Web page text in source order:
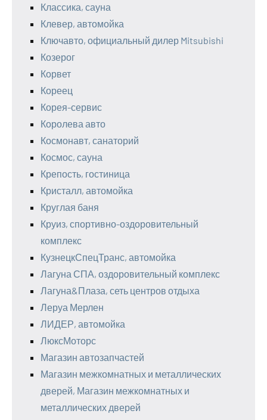
Классика, сауна
Клевер, автомойка
Ключавто, официальный дилер Mitsubishi
Козерог
Корвет
Кореец
Корея-сервис
Королева авто
Космонавт, санаторий
Космос, сауна
Крепость, гостиница
Кристалл, автомойка
Круглая баня
Круиз, спортивно-оздоровительный
комплекс
КузнецкСпецТранс, автомойка
Лагуна СПА, оздоровительный комплекс
Лагуна&Плаза, сеть центров отдыха
Леруа Мерлен
ЛИДЕР, автомойка
ЛюксМоторс
Магазин автозапчастей
Магазин межкомнатных и металлических
дверей, Магазин межкомнатных и
металлических дверей